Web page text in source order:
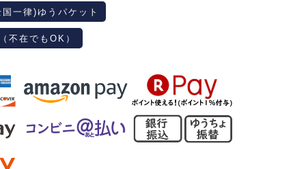
一律)ゆうパケット
不在でもOK）